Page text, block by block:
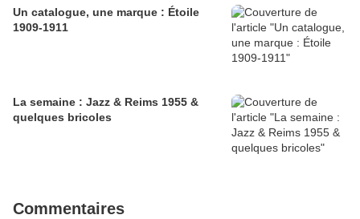
Un catalogue, une marque : Étoile
1909-1911
La semaine : Jazz & Reims 1955 &
quelques bricoles
Commentaires